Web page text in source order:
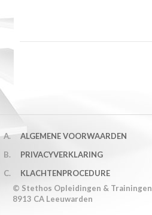
ALGEMENE VOORWAARDEN
PRIVACYVERKLARING
KLACHTENPROCEDURE
© Stethos Opleidingen & Trainingen
8913 CA Leeuwarden